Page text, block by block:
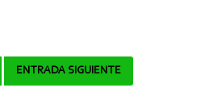
ENTRADA SIGUIENTE